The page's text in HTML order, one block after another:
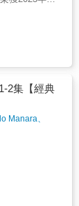
岸邊，有一
標註的古老
家奧爾尼費
時， 他遇見
祕辛
到了祖父，
卡特翻遍閣
見天日。 包
語言記載著
匙外出，隨
全無
全漫畫化！
國日本博覽
插畫獎。
拉姆‧史托克
像小說部門）
之夜，意外
下，他逐漸
測者，還是
跨越兩萬六
落？還是他
的蒼白幻
海岸邊，有一
的革命轉向
小單位的
困中只得一
義春（つげ
）影響的林靜
貼、特殊的
面構成、影
痴迷，成就
上最具人氣
子的同居生
也留置往
不和諧，仍
的那淒絕的
家）傅月庵
家）常勝
（漫畫家、
家、《不可
畫家、《不
暨南國際大
名家齊聲
、解謎……
露隱藏的修
控制與慾望
威抗衡？透
案？「米羅‧
家，細看每
2集【經典
Manara、